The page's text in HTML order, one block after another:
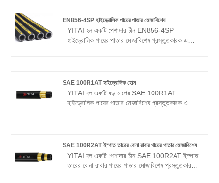
সুবিধা রয়েছে এবং বেশিরভাগ ইউরোপীয় এবং আমেরিকান
বাজারগুলিকে কভার করে৷ আমরা চীনে আপনার দীর্ঘমেয়াদী
অংশীদার হওয়ার জন্য উন্মুখ।
EN856-4SP হাইড্রোলিক পায়ের পাতার মোজাবিশেষ
YITAI হল একটি পেশাদার চীন EN856-4SP
হাইড্রোলিক পায়ের পাতার মোজাবিশেষ প্রস্তুতকারক এবং
পাতার মোজাবিশেষ শিল্প বিশেষ করা হয়েছে. আমাদের
পণ্যগুলির একটি ভাল মূল্য সুবিধা রয়েছে এবং বেশিরভাগ
ইউরোপীয় এবং আমেরিকান বাজারগুলিকে কভার করে৷ আমরা
চীনে আপনার দীর্ঘমেয়াদী অংশীদার হওয়ার জন্য উন্মুখ।
SAE 100R1AT হাইড্রোলিক হোস
YITAI হল একটি বড় মাপের SAE 100R1AT
হাইড্রোলিক পায়ের পাতার মোজাবিশেষ প্রস্তুতকারক এবং
এবং আমেরিকান বাজারগুলিকে কভার করে৷ আমরা চীনে
আপনার দীর্ঘমেয়াদী অংশীদার হওয়ার জন্য উন্মুখ।
SAE 100R2AT ইস্পাত তারের বোনা রাবার পায়ের পাতার মোজাবিশেষ
YITAI হল একটি পেশাদার চীন SAE 100R2AT ইস্পাত
তারের বোনা রাবার পায়ের পাতার মোজাবিশেষ প্রস্তুতকারক